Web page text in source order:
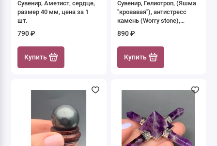
Сувенир, Аметист, сердце,
размер 40 мм, цена за 1
шт.
790 ₽
Купить
Сувенир, Гелиотроп, (Яшма
"кровавая"), антистресс
камень (Worry stone),
мм, толщина 20 мм, цена за
1 шт.
890 ₽
Купить